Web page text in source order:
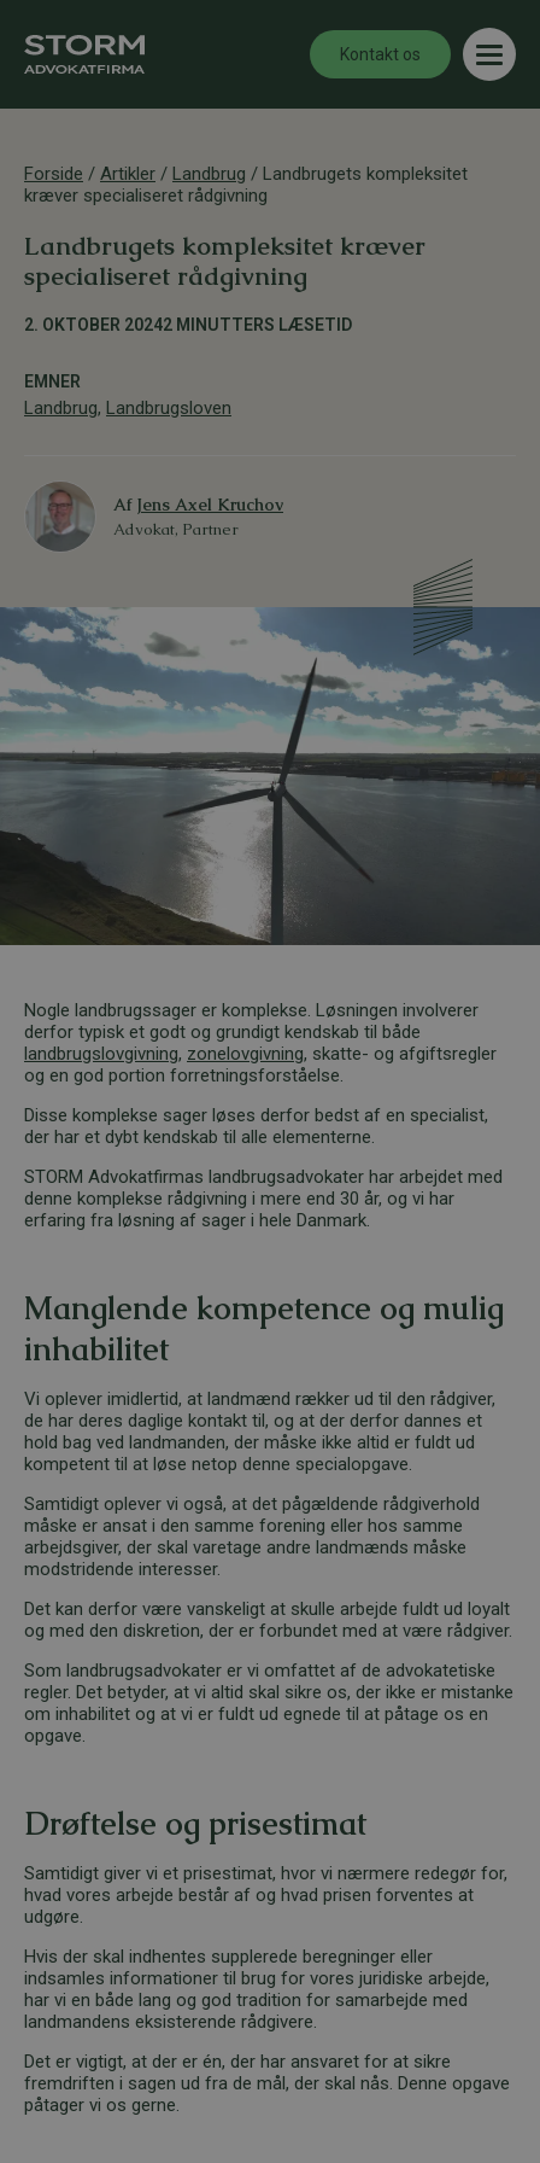
Kontakt os
Forside / Artikler / Landbrug / Landbrugets kompleksitet
kræver specialiseret rådgivning
Landbrugets kompleksitet kræver
specialiseret rådgivning
2. OKTOBER 20242 MINUTTERS LÆSETID
EMNER
Landbrug, Landbrugsloven
Af Jens Axel Kruchov
Advokat, Partner
Nogle landbrugssager er komplekse. Løsningen involverer
derfor typisk et godt og grundigt kendskab til både
landbrugslovgivning, zonelovgivning, skatte- og afgiftsregler
og en god portion forretningsforståelse.
Disse komplekse sager løses derfor bedst af en specialist,
der har et dybt kendskab til alle elementerne.
STORM Advokatfirmas landbrugsadvokater har arbejdet med
denne komplekse rådgivning i mere end 30 år, og vi har
erfaring fra løsning af sager i hele Danmark.
Manglende kompetence og mulig
inhabilitet
Vi oplever imidlertid, at landmænd rækker ud til den rådgiver,
de har deres daglige kontakt til, og at der derfor dannes et
hold bag ved landmanden, der måske ikke altid er fuldt ud
kompetent til at løse netop denne specialopgave.
Samtidigt oplever vi også, at det pågældende rådgiverhold
måske er ansat i den samme forening eller hos samme
arbejdsgiver, der skal varetage andre landmænds måske
modstridende interesser.
Det kan derfor være vanskeligt at skulle arbejde fuldt ud loyalt
og med den diskretion, der er forbundet med at være rådgiver.
Som landbrugsadvokater er vi omfattet af de advokatetiske
regler. Det betyder, at vi altid skal sikre os, der ikke er mistanke
om inhabilitet og at vi er fuldt ud egnede til at påtage os en
opgave.
Drøftelse og prisestimat
Samtidigt giver vi et prisestimat, hvor vi nærmere redegør for,
hvad vores arbejde består af og hvad prisen forventes at
udgøre.
Hvis der skal indhentes supplerede beregninger eller
indsamles informationer til brug for vores juridiske arbejde,
har vi en både lang og god tradition for samarbejde med
landmandens eksisterende rådgivere.
Det er vigtigt, at der er én, der har ansvaret for at sikre
fremdriften i sagen ud fra de mål, der skal nås. Denne opgave
påtager vi os gerne.